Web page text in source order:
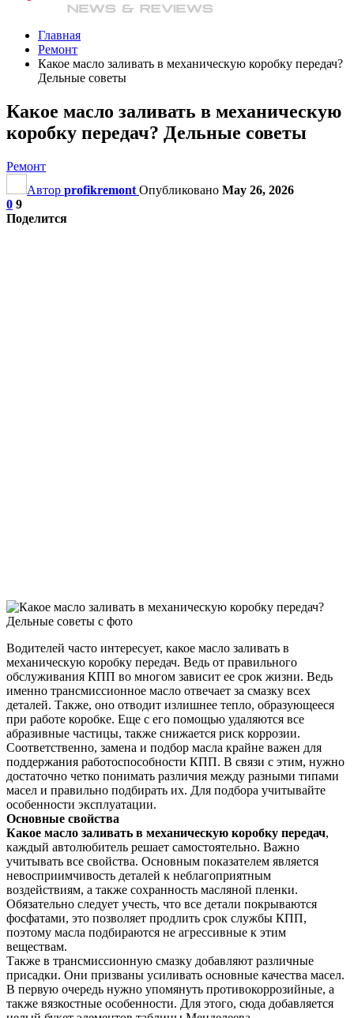
Главная
Ремонт
Какое масло заливать в механическую коробку передач?
Дельные советы
Какое масло заливать в механическую
коробку передач? Дельные советы
Ремонт
Автор profikremont Опубликовано May 26, 2026
0 9
Поделится
Водителей часто интересует, какое масло заливать в
механическую коробку передач. Ведь от правильного
обслуживания КПП во многом зависит ее срок жизни. Ведь
именно трансмиссионное масло отвечает за смазку всех
деталей. Также, оно отводит излишнее тепло, образующееся
при работе коробке. Еще с его помощью удаляются все
абразивные частицы, также снижается риск коррозии.
Соответственно, замена и подбор масла крайне важен для
поддержания работоспособности КПП. В связи с этим, нужно
достаточно четко понимать различия между разными типами
масел и правильно подбирать их. Для подбора учитывайте
особенности эксплуатации.
Основные свойства
Какое масло заливать в механическую коробку передач,
каждый автолюбитель решает самостоятельно. Важно
учитывать все свойства. Основным показателем является
невосприимчивость деталей к неблагоприятным
воздействиям, а также сохранность масляной пленки.
Обязательно следует учесть, что все детали покрываются
фосфатами, это позволяет продлить срок службы КПП,
поэтому масла подбираются не агрессивные к этим
веществам.
Также в трансмиссионную смазку добавляют различные
присадки. Они призваны усиливать основные качества масел.
В первую очередь нужно упомянуть противокоррозийные, а
также вязкостные особенности. Для этого, сюда добавляется